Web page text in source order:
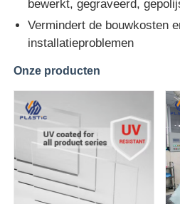
Marmeren acrylplaat
Acrylplaat van regenboog
acryltribune
bewerkt, gegraveerd,
Vermindert de bouwkosten
installatieproblemen
Onze producten